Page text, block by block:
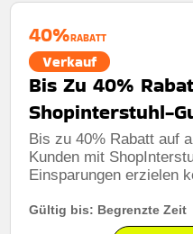
40%RABATT
Verkauf
Bis Zu 40%
Shopinterstuhl-
Bis zu 40% Rabatt auf
Kunden mit
Einsparungen erzielen
Gültig bis: Begrenzte Zeit